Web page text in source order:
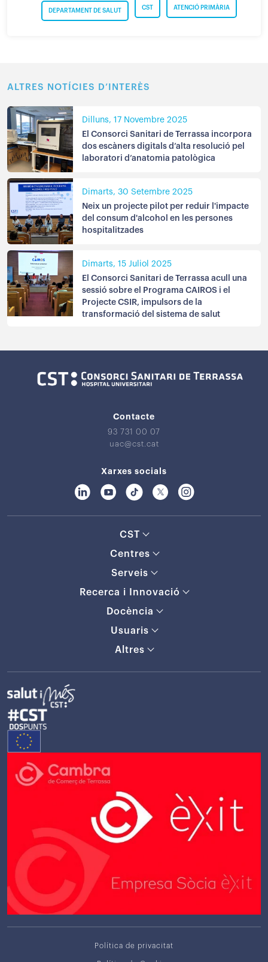
ATENCIÓ PRIMÀRIA
CST
DEPARTAMENT DE SALUT
ALTRES NOTÍCIES D’INTERÈS
Dilluns, 17 Novembre 2025
El Consorci Sanitari de Terrassa incorpora
dos escàners digitals d’alta resolució pel
laboratori d’anatomia patològica
Dimarts, 30 Setembre 2025
Neix un projecte pilot per reduir l'impacte
del consum d'alcohol en les persones
hospitalitzades
Dimarts, 15 Juliol 2025
El Consorci Sanitari de Terrassa acull una
sessió sobre el Programa CAIROS i el
Projecte CSIR, impulsors de la
transformació del sistema de salut
Contacte
93 731 00 07
uac@cst.cat
Xarxes socials
CST
Centres
Serveis
Recerca i Innovació
Docència
Usuaris
Altres
Política de privacitat